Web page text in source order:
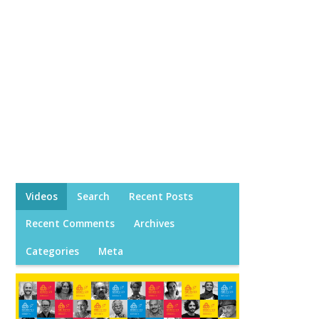
Videos Search Recent Posts
Recent Comments Archives
Categories Meta